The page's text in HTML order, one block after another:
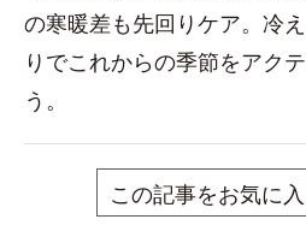
の寒暖差も先回りケア。冷
りでこれからの季節をアク
う。
この記事をお気に